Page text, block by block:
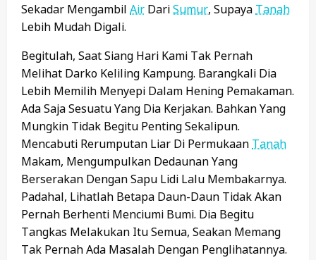
Sekadar Mengambil Air DariSumur, Supaya Tanah
Lebih Mudah Digali.
Begitulah, Saat Siang Hari Kami Tak Pernah
Melihat Darko Keliling Kampung. Barangkali Dia
Lebih Memilih Menyepi Dalam Hening Pemakaman.
Ada Saja Sesuatu Yang Dia Kerjakan. Bahkan Yang
Mungkin Tidak Begitu Penting Sekalipun.
Mencabuti Rerumputan Liar Di Permukaan Tanah
Makam, Mengumpulkan Dedaunan Yang
Berserakan Dengan Sapu Lidi Lalu Membakarnya.
Padahal, Lihatlah Betapa Daun-Daun Tidak Akan
Pernah Berhenti Menciumi Bumi. Dia Begitu
Tangkas Melakukan Itu Semua, Seakan Memang
Tak Pernah Ada Masalah Dengan Penglihatannya.